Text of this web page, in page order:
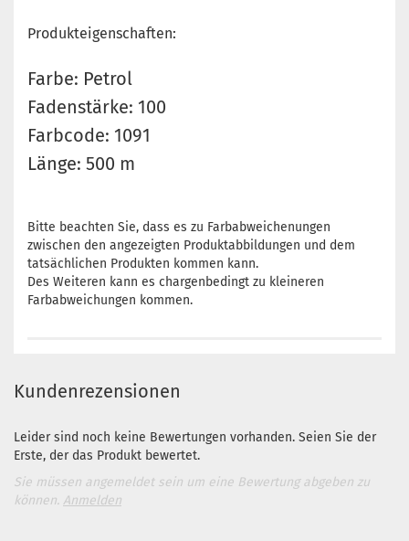
Produkteigenschaften:
Farbe: Petrol
Fadenstärke: 100
Farbcode: 1091
Länge: 500 m
Bitte beachten Sie, dass es zu Farbabweichenungen
zwischen den angezeigten Produktabbildungen und dem
tatsächlichen Produkten kommen kann.
Des Weiteren kann es chargenbedingt zu kleineren
Farbabweichungen kommen.
Kundenrezensionen
Leider sind noch keine Bewertungen vorhanden. Seien Sie der
Erste, der das Produkt bewertet.
Sie müssen angemeldet sein um eine Bewertung abgeben zu
können. Anmelden